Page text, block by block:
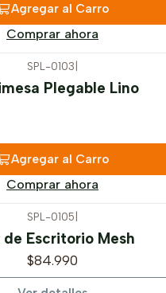
Agregar al Carro
Comprar ahora
SPL-0103
Plegable Lino
Agregar al Carro
Comprar ahora
SPL-0105
de Escritorio Mesh
$84.990